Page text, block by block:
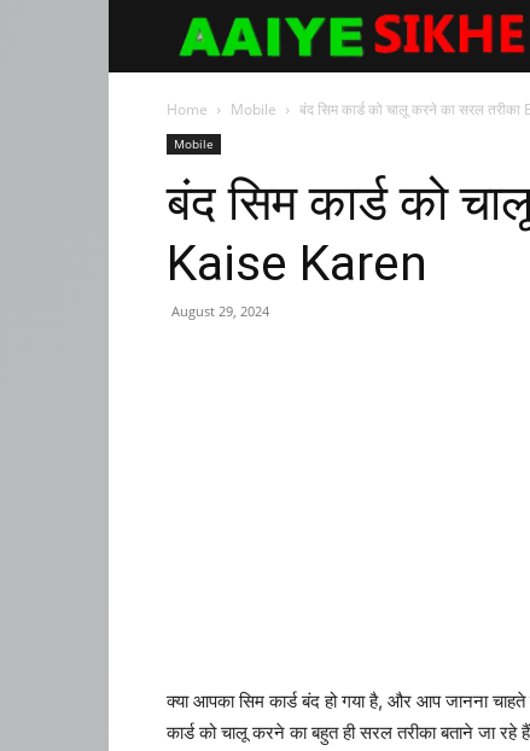
Aaiyesikhe
Home Mobile बंद सिम कार्ड को चालू करने का सरल
Mobile
बंद सिम कार्ड को
Kaise Karen
August 29, 2024
क्या आपका सिम कार्ड बंद हो गया है, और आप जानना
कार्ड को चालू करने का बहुत ही सरल तरीका बताने जा